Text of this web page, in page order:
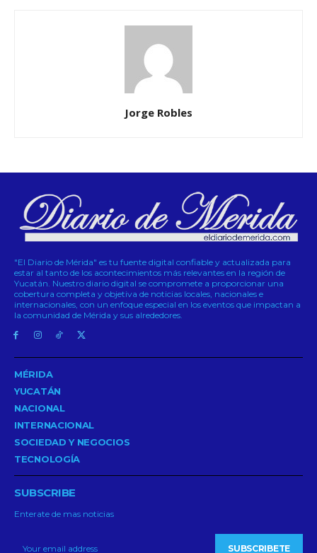
Jorge Robles
"El Diario de Mérida" es tu fuente digital confiable y actualizada para
estar al tanto de los acontecimientos más relevantes en la región de
Yucatán. Nuestro diario digital se compromete a proporcionar una
cobertura completa y objetiva de noticias locales, nacionales e
internacionales, con un enfoque especial en los eventos que impactan a
la comunidad de Mérida y sus alrededores.
MÉRIDA
YUCATÁN
NACIONAL
INTERNACIONAL
SOCIEDAD Y NEGOCIOS
TECNOLOGÍA
SUBSCRIBE
Enterate de mas noticias
SUBSCRIBETE